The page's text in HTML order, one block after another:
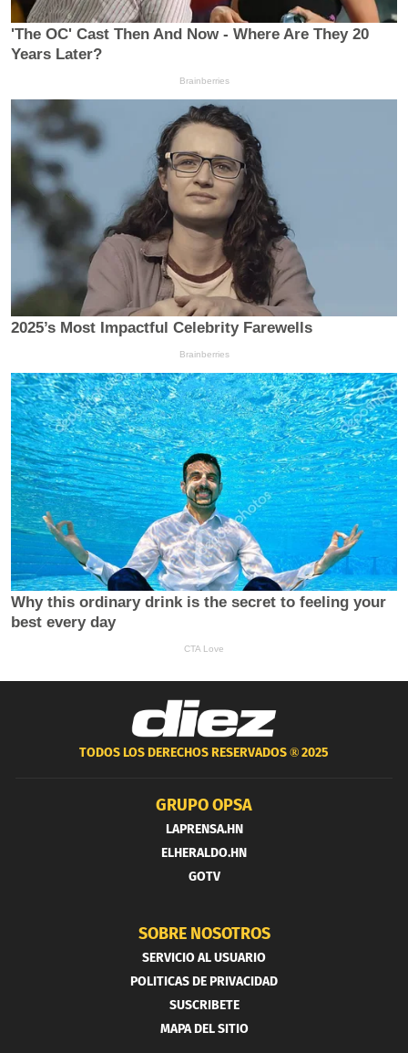
TODOS LOS DERECHOS RESERVADOS ®2025
GRUPO OPSA
LAPRENSA.HN
ELHERALDO.HN
GOTV
SOBRE NOSOTROS
SERVICIO AL USUARIO
POLITICAS DE PRIVACIDAD
SUSCRIBETE
MAPA DEL SITIO